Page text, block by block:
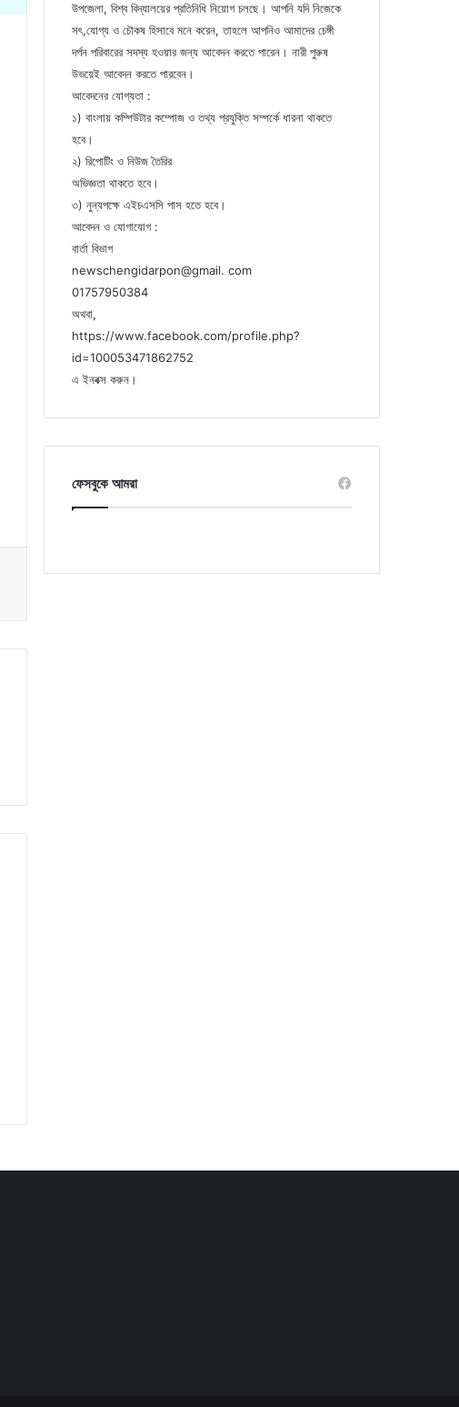
উপজেলা, বিশ্ব বিদ্যালয়ের প্রতিনিধি নিয়োগ চলছে। আপনি যদি নিজেকে
সৎ,যোগ্য ও চৌকষ হিসাবে মনে করেন, তাহলে আপনিও আমাদের চেঙ্গী
দর্পন পরিবারের সদস্য হওয়ার জন্য আবেদন করতে পারেন। নারী পুরুষ
উভয়েই আবেদন করতে পারবেন।
আবেদনের যোগ্যতা :
১) বাংলায় কম্পিউটার কম্পোজ ও তথ্য প্রযুক্তি সম্পর্কে ধারনা থাকতে
হবে।
২) রিপোটিং ও নিউজ তৈরির
অভিজ্ঞতা থাকতে হবে।
৩) নুন্যপক্ষে এইচএসসি পাস হতে হবে।
আবেদন ও যোগাযোগ :
বার্তা বিভাগ
newschengidarpon@gmail. com
01757950384
অথবা,
https://www.facebook.com/profile.php?
id=100053471862752
এ ইনবক্স করুন।
ফেসবুকে আমরা